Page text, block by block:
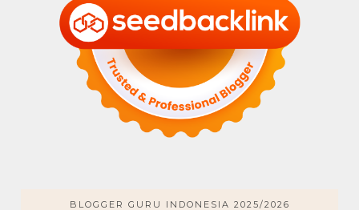
BLOGGER GURU INDONESIA 2025/2026